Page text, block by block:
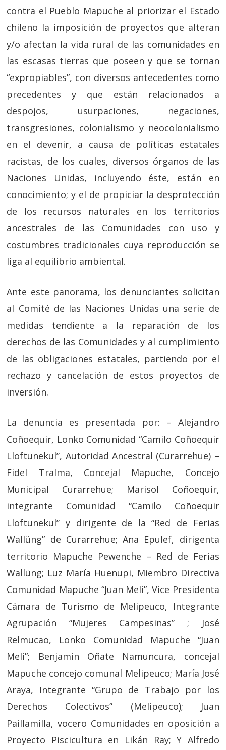
contra el Pueblo Mapuche al priorizar el Estado
chileno la imposición de proyectos que alteran
y/o afectan la vida rural de las comunidades en
las escasas tierras que poseen y que se tornan
“expropiables”, con diversos antecedentes como
precedentes y que están relacionados a
despojos, usurpaciones, negaciones,
transgresiones, colonialismo y neocolonialismo
en el devenir, a causa de políticas estatales
racistas, de los cuales, diversos órganos de las
Naciones Unidas, incluyendo éste, están en
conocimiento; y el de propiciar la desprotección
de los recursos naturales en los territorios
ancestrales de las Comunidades con uso y
costumbres tradicionales cuya reproducción se
liga al equilibrio ambiental.
Ante este panorama, los denunciantes solicitan
al Comité de las Naciones Unidas una serie de
medidas tendiente a la reparación de los
derechos de las Comunidades y al cumplimiento
de las obligaciones estatales, partiendo por el
rechazo y cancelación de estos proyectos de
inversión.
La denuncia es presentada por: – Alejandro
Coñoequir, Lonko Comunidad “Camilo Coñoequir
Lloftunekul”, Autoridad Ancestral (Curarrehue) –
Fidel Tralma, Concejal Mapuche, Concejo
Municipal Curarrehue; Marisol Coñoequir,
integrante Comunidad “Camilo Coñoequir
Lloftunekul” y dirigente de la “Red de Ferias
Wallüng” de Curarrehue; Ana Epulef, dirigenta
territorio Mapuche Pewenche – Red de Ferias
Wallüng; Luz María Huenupi, Miembro Directiva
Comunidad Mapuche “Juan Meli”, Vice Presidenta
Cámara de Turismo de Melipeuco, Integrante
Agrupación “Mujeres Campesinas” ; José
Relmucao, Lonko Comunidad Mapuche “Juan
Meli”; Benjamin Oñate Namuncura, concejal
Mapuche concejo comunal Melipeuco; María José
Araya, Integrante “Grupo de Trabajo por los
Derechos Colectivos” (Melipeuco); Juan
Paillamilla, vocero Comunidades en oposición a
Proyecto Piscicultura en Likán Ray; Y Alfredo